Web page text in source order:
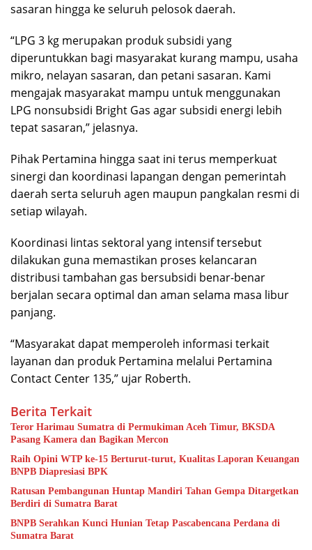
sasaran hingga ke seluruh pelosok daerah.
“LPG 3 kg merupakan produk subsidi yang
diperuntukkan bagi masyarakat kurang mampu, usaha
mikro, nelayan sasaran, dan petani sasaran. Kami
mengajak masyarakat mampu untuk menggunakan
LPG nonsubsidi Bright Gas agar subsidi energi lebih
tepat sasaran,” jelasnya.
Pihak Pertamina hingga saat ini terus memperkuat
sinergi dan koordinasi lapangan dengan pemerintah
daerah serta seluruh agen maupun pangkalan resmi di
setiap wilayah.
Koordinasi lintas sektoral yang intensif tersebut
dilakukan guna memastikan proses kelancaran
distribusi tambahan gas bersubsidi benar-benar
berjalan secara optimal dan aman selama masa libur
panjang.
“Masyarakat dapat memperoleh informasi terkait
layanan dan produk Pertamina melalui Pertamina
Contact Center 135,” ujar Roberth.
Berita Terkait
Teror Harimau Sumatra di Permukiman Aceh Timur, BKSDA
Pasang Kamera dan Bagikan Mercon
Raih Opini WTP ke-15 Berturut-turut, Kualitas Laporan Keuangan
BNPB Diapresiasi BPK
Ratusan Pembangunan Huntap Mandiri Tahan Gempa Ditargetkan
Berdiri di Sumatra Barat
BNPB Serahkan Kunci Hunian Tetap Pascabencana Perdana di
Sumatra Barat